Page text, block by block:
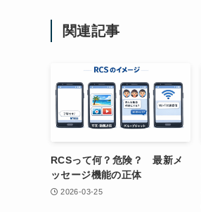
関連記事
RCSって何？危険？ 最新メ
ッセージ機能の正体
2026-03-25